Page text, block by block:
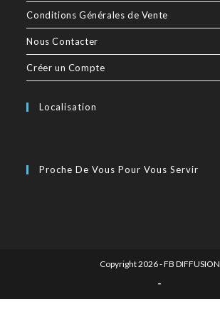
Conditions Générales de Vente
Nous Contacter
Créer un Compte
Localisation
Proche De Vous Pour Vous Servir
Copyright 2026 - FB DIFFUSION
-